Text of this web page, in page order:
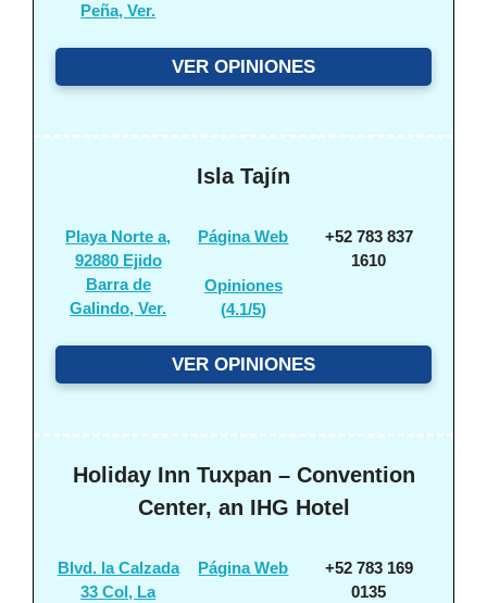
Peña, Ver.
VER OPINIONES
Isla Tajín
Playa Norte a,
92880 Ejido
Barra de
Galindo, Ver.
Página Web
Opiniones
(4.1/5)
+52 783 837
1610
VER OPINIONES
Holiday Inn Tuxpan – Convention
Center, an IHG Hotel
Blvd. la Calzada
33 Col, La
Página Web
+52 783 169
0135